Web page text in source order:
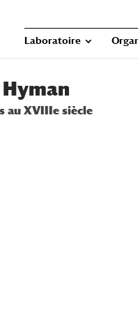
Laboratoire
Hyman
au XVIIIe siècle